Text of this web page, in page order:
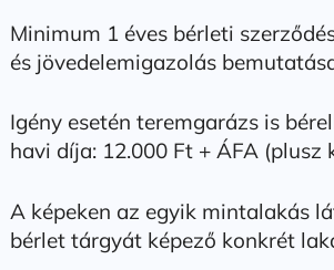
Minimum 1 éves bérleti
és jövedelemigazolás
Igény esetén teremgarázs is
havi díja: 12.000 Ft + ÁFA (plusz
A képeken az egyik mintalakás
bérlet tárgyát képező konkrét